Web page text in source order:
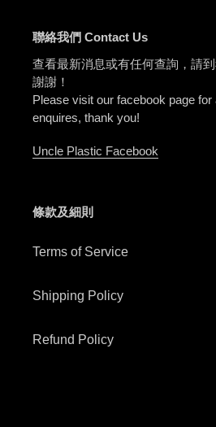
聯絡我們 Contact Us
查看最新消息或有任何查詢，請
謝謝！
Please visit our facebook page for
enquires, thank you!
Uncle Plastic Facebook
條款及細則
Terms of Service
Shipping Policy
Refund Policy